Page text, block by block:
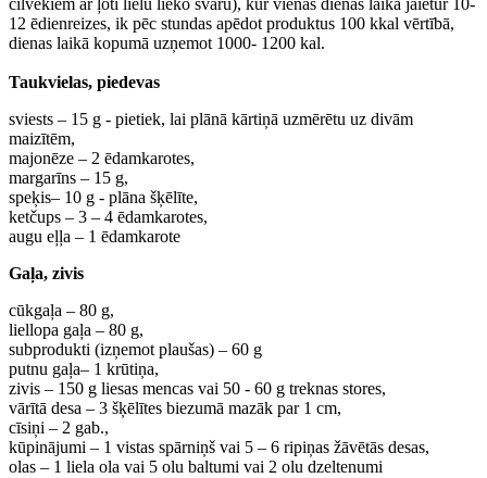
12 ēdienreizes, ik pēc stundas apēdot produktus 100 kkal vērtībā,
dienas laikā kopumā uzņemot 1000- 1200 kal.
Taukvielas, piedevas
sviests – 15 g - pietiek, lai plānā kārtiņā uzmērētu uz divām
maizītēm,
majonēze – 2 ēdamkarotes,
margarīns – 15 g,
speķis– 10 g - plāna šķēlīte,
ketčups – 3 – 4 ēdamkarotes,
augu eļļa – 1 ēdamkarote
Gaļa, zivis
cūkgaļa – 80 g,
liellopa gaļa – 80 g,
subprodukti (izņemot plaušas) – 60 g
putnu gaļa– 1 krūtiņa,
zivis – 150 g liesas mencas vai 50 - 60 g treknas stores,
vārītā desa – 3 šķēlītes biezumā mazāk par 1 cm,
cīsiņi – 2 gab.,
kūpinājumi – 1 vistas spārniņš vai 5 – 6 ripiņas žāvētās desas,
olas – 1 liela ola vai 5 olu baltumi vai 2 olu dzeltenumi